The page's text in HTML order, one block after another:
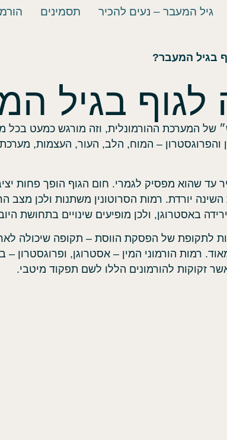
גיל המעבר – נעים להכיר תסמינים
בגיל המעבר?
לגוף בגיל
של המערכת ההורמונלית, וזה מורגש כמעט בכל
– המוח, הלב, העור, העצמות, מערכת
עד שהוא מפסיק לגמרי. חום הגוף הופך פחות יציב
יורדת. רמות הסרוטונין משתנות ולכן מצב
באסטרוגן, ולכן מופיעים שינויים בתחושת
לתקופת של הפסקת הווסת – תקופה שיכולה
רמות הורמוני המין – אסטרוגן, ופרוגסטרון –
זקוקות להורמונים הללו לשם תפקוד מיטבי.